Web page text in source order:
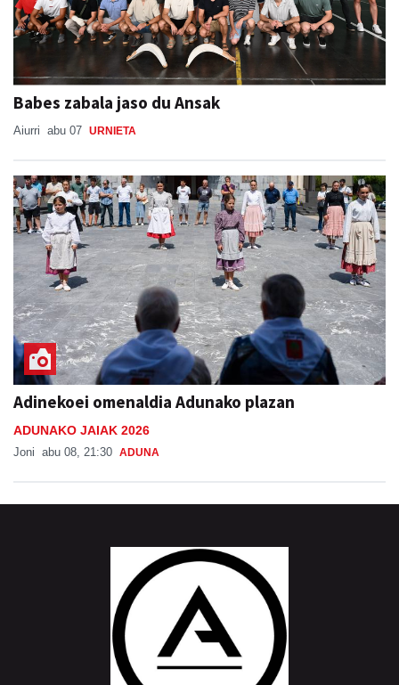
Babes zabala jaso du Ansak
Aiurri abu 07 URNIETA
Adinekoei omenaldia Adunako plazan
ADUNAKO JAIAK 2026
Joni abu 08, 21:30 ADUNA